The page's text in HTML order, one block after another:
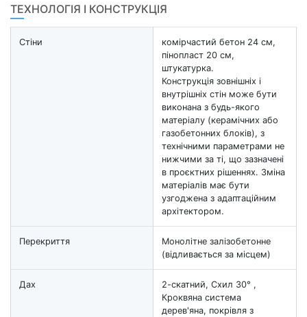
ТЕХНОЛОГІЯ І КОНСТРУКЦІЯ
Стіни
комірчастий бетон 24 см,
пінопласт 20 см,
штукатурка.
Конструкція зовнішніх і
внутрішніх стін може бути
виконана з будь-якого
матеріалу (керамічних або
газобетонних блоків), з
технічними параметрами не
нижчими за ті, що зазначені
в проєктних рішеннях. Зміна
матеріалів має бути
узгоджена з адаптаційним
архітектором.
Перекриття
Монолітне залізобетонне
(відливається за місцем)
Дах
2-скатний, Схил 30° ,
Кроквяна система
дерев'яна, покрівля з